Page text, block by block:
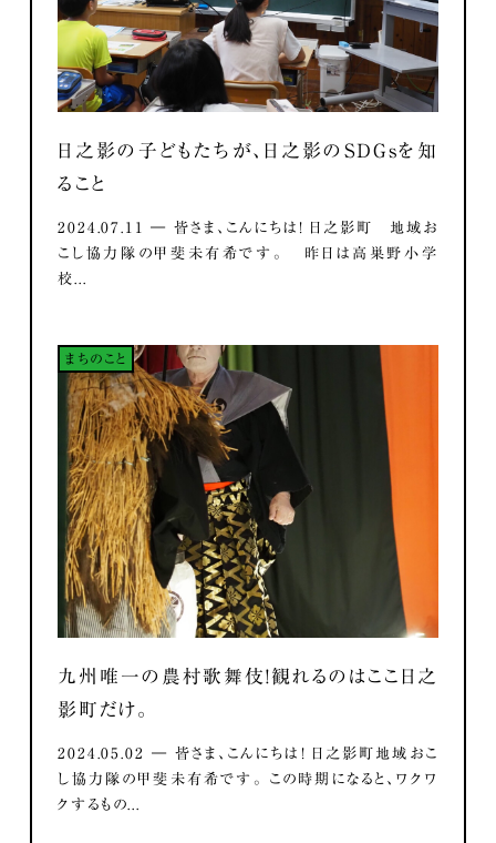
日之影の子どもたちが、日之影のSDGsを知
ること
2024.07.11 ― 皆さま、こんにちは！ 日之影町 地域お
こし協力隊の甲斐未有希です。 昨日は高巣野小学
校...
まちのこと
九州唯一の農村歌舞伎！観れるのはここ日之
影町だけ。
2024.05.02 ― 皆さま、こんにちは！ 日之影町地域おこ
し協力隊の甲斐未有希です。 この時期になると、ワクワ
クするもの...